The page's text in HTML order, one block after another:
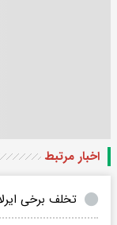
اخبار مرتبط
تخلف برخی